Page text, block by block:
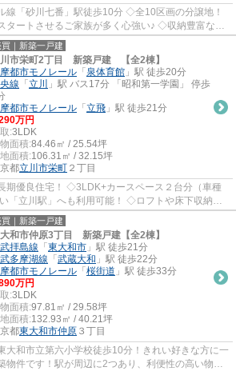
「砂川七番」駅徒歩10分 ◇全10区画の分譲地！
タートさせるご家族が多く心強い♪ ◇収納豊富な
面道路幅6.0mで駐車が苦手...
買｜新築一戸建
市栄町2丁目 新築戸建 【全2棟】
都市モノレール 「 泉体育館 」駅 徒歩20分
線 「 立川
」駅 バス17分 「昭和第一学園」 停歩
都市モノレール 「 立飛 」駅 徒歩21分
万円
:3LDK
面積:84.46㎡ / 25.54坪
面積:106.31㎡ / 32.15坪
都立川市栄町 ２丁目
期優良住宅！ ◇3LDK+カースペース２台分（車種
「立川駅」へも利用可能！ ◇ロフトや床下収納な
つき陽当り良好！明るい室内...
買｜新築一戸建
和市仲原3丁目 新築戸建【全2棟】
拝島線 「 東大和市 」駅 徒歩21分
多摩湖線 「 武蔵大和 」駅 徒歩22分
都市モノレール 「 桜街道 」駅 徒歩33分
万円
:3LDK
面積:97.81㎡ / 29.58坪
面積:132.93㎡ / 40.21坪
都東大和市仲原 ３丁目
大和市立第六小学校徒歩10分！きれい好きな方に一
物件です！駅が周辺に2つあり、利便性の高い物件